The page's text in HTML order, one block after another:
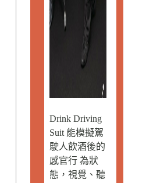
Drink Driving
Suit 能模擬駕
駛人飲酒後的
感官行 為狀
態，視覺、聽